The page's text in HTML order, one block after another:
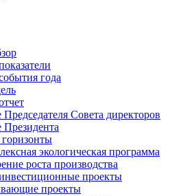
года
Совета директоров
экологическая программа
роста производства
проекты
проекты